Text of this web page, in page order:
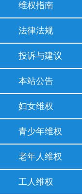
维权指南
法律法规
投诉与建议
本站公告
妇女维权
青少年维权
老年人维权
工人维权